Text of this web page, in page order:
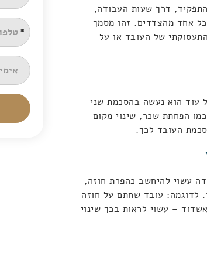
דרך שעות העבודה,
כל אחד מהצדדים. זהו מסמך
של העובד או על
עוד הוא נעשה בהסכמת שני
הפחתת שכר, שינוי מקום
העובד לכך.
עשוי להיחשב כהפרת חוזה,
לדוגמה: עובד שחתם על חוזה
– עשוי לראות בכך שינוי